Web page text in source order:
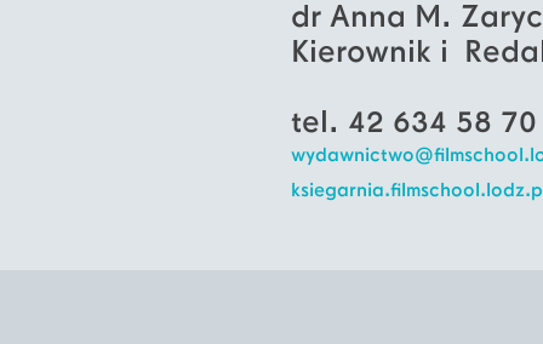
dr Anna M.
Kierownik i
tel. 42 634 58 70